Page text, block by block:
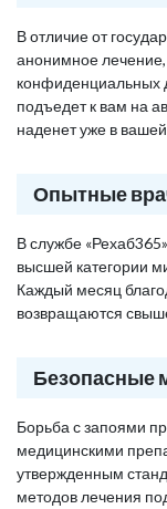
В отличие от
анонимное лечение,
конфиденциальных
подъедет к вам на
наденет уже в
Опытные
В службе
высшей категории
Каждый месяц
возвращаются
Безопасные
Борьба с запоями
медицинскими
утвержденным
методов лечения